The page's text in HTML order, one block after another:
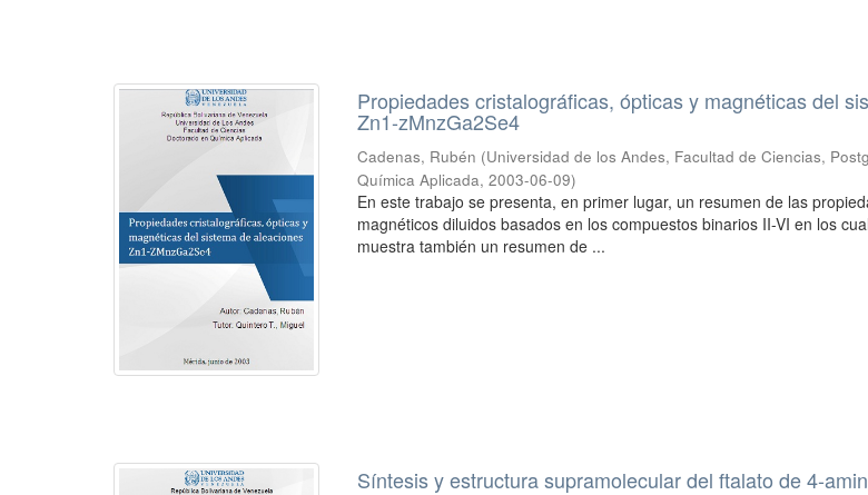
Propiedades cristalográficas, ópticas y magnéticas del
Zn1-zMnzGa2Se4
Cadenas, Rubén (Universidad de los Andes, Facultad de Ciencias,
Química Aplicada,2003-06-09)
En este trabajo se presenta, en primer lugar, un resumen de las
magnéticos diluidos basados en los compuestos binarios II-VI en los
muestra también un resumen de ...
Síntesis y estructura supramolecular del ftalato de 4-